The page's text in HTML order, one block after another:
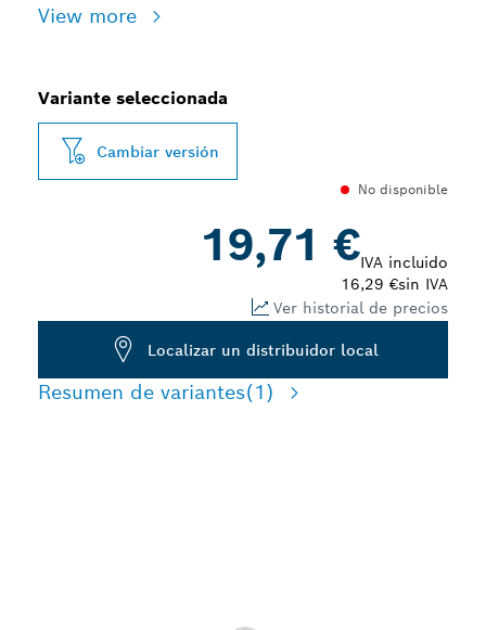
View more
Variante seleccionada
Cambiar versión
No disponible
19,71 €IVA incluido
16,29 €sin IVA
Ver historial de precios
Localizar un distribuidor local
Resumen de variantes(1)